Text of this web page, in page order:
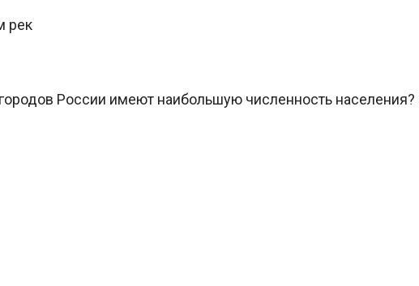
рек
России имеют наибольшую численность